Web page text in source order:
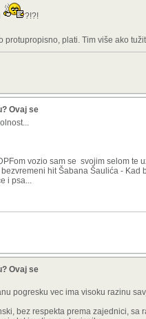
?!?!
protupropisno, plati. Tim više ako
Ovaj se
vozio sam se svojim selom te
hit Šabana Šaulića -
i psa...
Ovaj se
pogresku vec ima visoku razinu
bez respekta prema zajednici,